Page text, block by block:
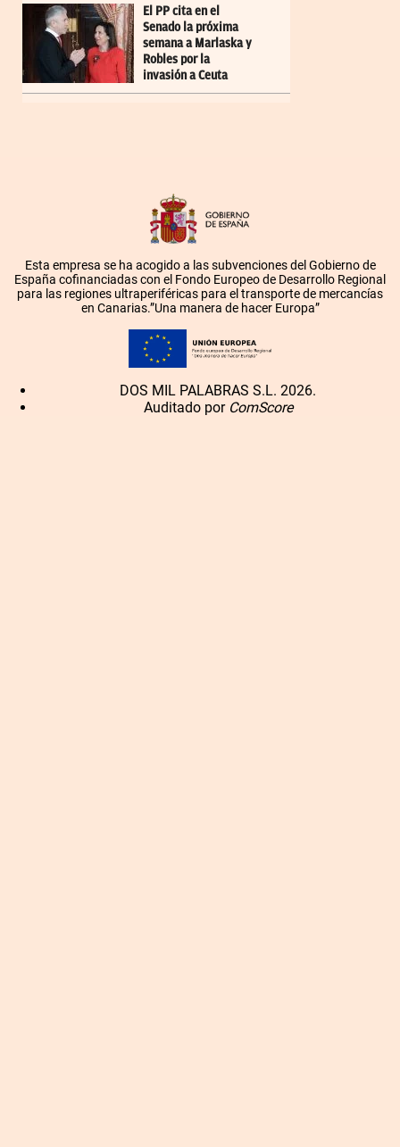
El PP cita en el
Senado la próxima
semana a Marlaska y
Robles por la
invasión a Ceuta
Esta empresa se ha acogido a las subvenciones del Gobierno de
España cofinanciadas con el Fondo Europeo de Desarrollo Regional
para las regiones ultraperiféricas para el transporte de mercancías
en Canarias.”Una manera de hacer Europa”
DOS MIL PALABRAS S.L. 2026.
Auditado por ComScore